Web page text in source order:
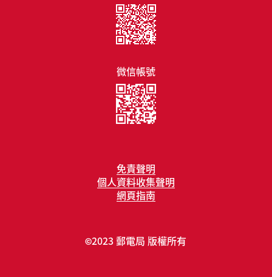
免責聲明
個人資料收集聲明
網頁指南
微信帳號
©2023 郵電局 版權所有